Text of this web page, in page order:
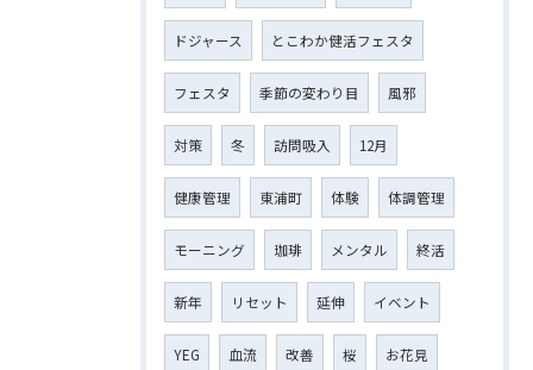
ドジャース とこわか健活フェスタ
フェスタ 季節の変わり目 風邪
対策 冬 訪問吸入 12月
健康管理 東浦町 体験 体調管理
モーニング 珈琲 メンタル 終活
新年 リセット 延伸 イベント
YEG 血流 改善 桜 お花見